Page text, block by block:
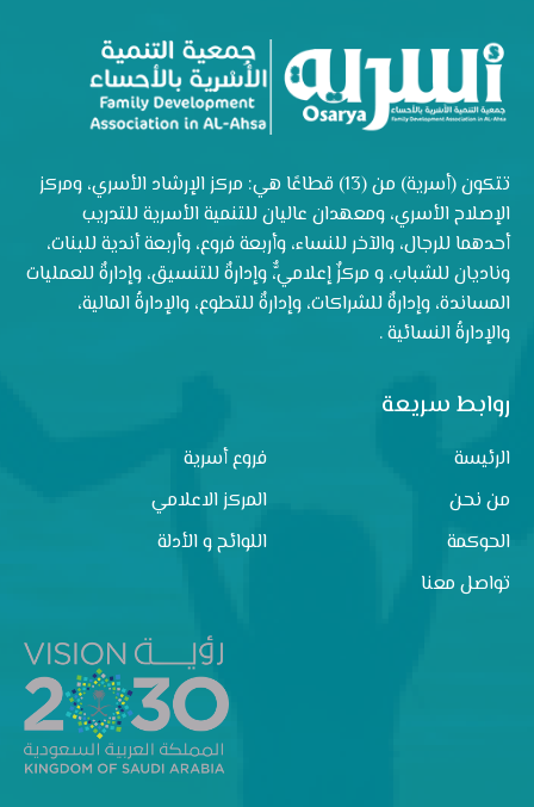
تتكون (أسرية) من (13) قطاعًا هي: مركز الإرشاد الأسري، ومركز
الإصلاح الأسري، ومعهدان عاليان للتنمية الأسرية للتدريب
أحدهما للرجال، والآخر للنساء، وأربعة فروع، وأربعة أندية للبنات،
وناديان للشباب، و مركزٌ إعلاميٌّ، وإدارةٌ للتنسيق، وإدارةٌ للعمليات
المساندة، وإدارةٌ للشراكات، وإدارةٌ للتطوع، والإدارةُ المالية،
والإدارةُ النسائية .
روابط سريعة
الرئيسة
فروع أسرية
من نحن
المركز الاعلامي
الحوكمة
اللوائح و الأدلة
تواصل معنا